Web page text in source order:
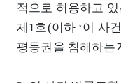
적으로 허용하고
제1호(이하 ‘이 사
평등권을 침해하는